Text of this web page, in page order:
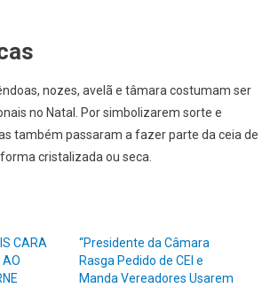
nozes, avelã e tâmara costumam ser
no Natal. Por simbolizarem sorte e
também passaram a fazer parte da ceia de
cristalizada ou seca.
CARA
AO
“Presidente da Câmara
Rasga Pedido de CEI e
Manda Vereadores Usarem